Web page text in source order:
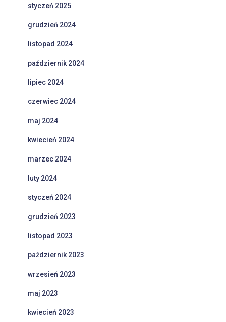
styczeń 2025
grudzień 2024
listopad 2024
październik 2024
lipiec 2024
czerwiec 2024
maj 2024
kwiecień 2024
marzec 2024
luty 2024
styczeń 2024
grudzień 2023
listopad 2023
październik 2023
wrzesień 2023
maj 2023
kwiecień 2023